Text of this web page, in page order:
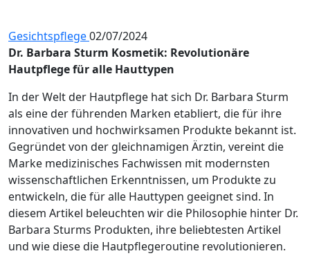
Gesichtspflege02/07/2024
Dr. Barbara Sturm Kosmetik: Revolutionäre
Hautpflege für alle Hauttypen
In der Welt der Hautpflege hat sich Dr. Barbara Sturm
als eine der führenden Marken etabliert, die für ihre
innovativen und hochwirksamen Produkte bekannt ist.
Gegründet von der gleichnamigen Ärztin, vereint die
Marke medizinisches Fachwissen mit modernsten
wissenschaftlichen Erkenntnissen, um Produkte zu
entwickeln, die für alle Hauttypen geeignet sind. In
diesem Artikel beleuchten wir die Philosophie hinter Dr.
Barbara Sturms Produkten, ihre beliebtesten Artikel
und wie diese die Hautpflegeroutine revolutionieren.